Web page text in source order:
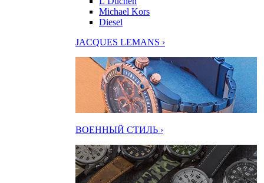
Michael Kors
Diesel
JACQUES LEMANS ›
ВОЕННЫЙ СТИЛЬ ›